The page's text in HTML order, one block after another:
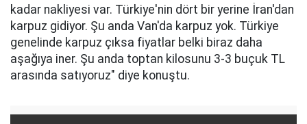
kadar nakliyesi var. Türkiye'nin dört bir yerine İran'dan
karpuz gidiyor. Şu anda Van'da karpuz yok. Türkiye
genelinde karpuz çıksa fiyatlar belki biraz daha
aşağıya iner. Şu anda toptan kilosunu 3-3 buçuk TL
arasında satıyoruz" diye konuştu.